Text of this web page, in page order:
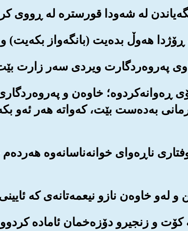
ڕه‌وانه‌کردوه‌؛ خاوه‌ن و
به‌ده‌ست بێت، که‌واته هه‌ر ئه‌و
گوفتاری ناڕه‌وای خوانه‌ناسانه‌وه